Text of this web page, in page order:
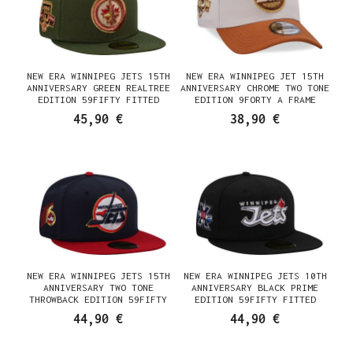
NEW ERA WINNIPEG JETS 15TH
ANNIVERSARY GREEN REALTREE
EDITION 59FIFTY FITTED
CASQUETTE
45,90 €
NEW ERA WINNIPEG JET 15TH
ANNIVERSARY CHROME TWO TONE
EDITION 9FORTY A FRAME
SNAPBACK CASQUETTE
38,90 €
NEW ERA WINNIPEG JETS 15TH
ANNIVERSARY TWO TONE
THROWBACK EDITION 59FIFTY
44,90 €
NEW ERA WINNIPEG JETS 10TH
ANNIVERSARY BLACK PRIME
EDITION 59FIFTY FITTED
44,90 €